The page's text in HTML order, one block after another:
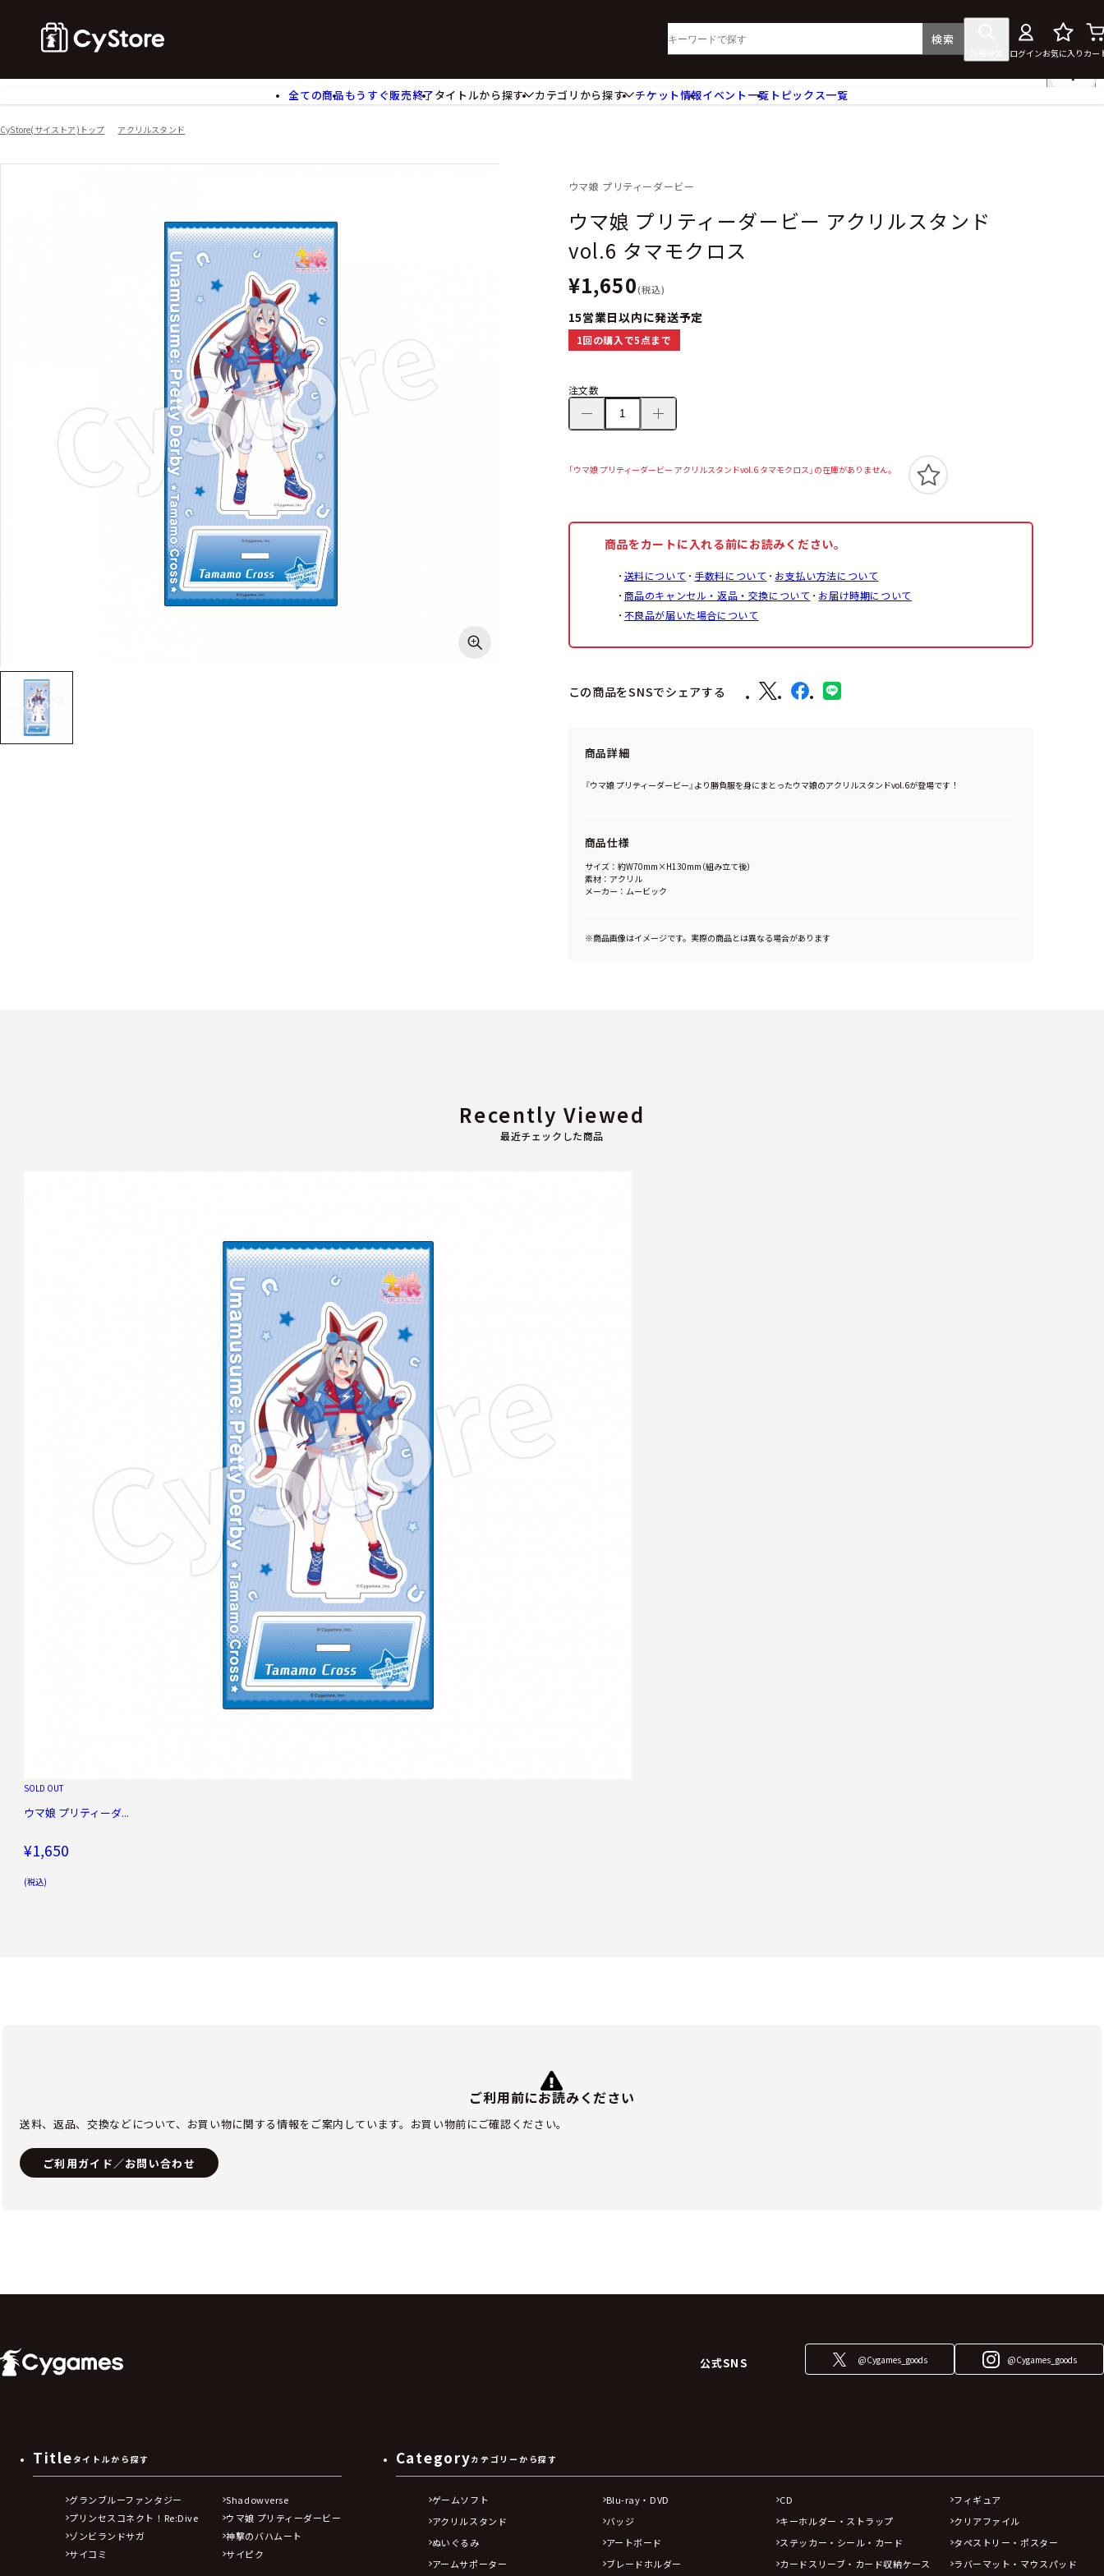
検索
ログインお気に入り カー
全ての商品もうすぐ販売終了タイトルから探す
カテゴリから探す
アクリルスタンド
カードスリーブ・カード収納ケース
食玩
アパレル小物
アクセサリー
コミック・小説
チケット
チケット情報イベント一覧 トピックス一覧
CyStore(サイストア)トップ アクリルスタンド
ウマ娘 プリティーダービー
ウマ娘 プリティーダービー アクリルスタンド
vol.6 タマモクロス
¥1,650(税込)
15営業日以内に発送予定
1回の購入で5点まで
注文数
「ウマ娘 プリティーダービー アクリルスタンドvol.6 タマモクロス」の在庫がありません。
商品をカートに入れる前にお読みください。
送料について 手数料について
お支払い方法について
商品のキャンセル・返品・交換について
お届け時期について
不良品が届いた場合について
この商品をSNSでシェアする
商品詳細
『ウマ娘 プリティーダービー』より勝負服を身にまとったウマ娘のアクリルスタンドvol.6が登場です！
商品仕様
サイズ：約W70mm×H130mm（組み立て後）
素材：アクリル
メーカー：ムービック
※商品画像はイメージです。実際の商品とは異なる場合があります
最近チェックした商品
Recently Viewed
SOLD OUT
ウマ娘 プリティーダ...
¥1,650
(税込)
ご利用前にお読みください
送料、返品、交換などについて、お買い物に関する情報をご案内しています。お買い物前にご確認ください。
ご利用ガイド／お問い合わせ
公式SNS @Cygames_goods @Cygames_goods
Title タイトルから探す
グランブルーファンタジー
Shadowverse
プリンセスコネクト！Re:Dive
ウマ娘 プリティーダービー
ゾンビランドサガ
神撃のバハムート
サイコミ
サイピク
Categoryカテゴリーから探す
ゲームソフト Blu-ray・DVD CD
フィギュア
アクリルスタンド
バッジ キーホルダー・ストラップ
クリアファイル
ぬいぐるみ
アートボード ステッカー・シール・カード
タペストリー・ポスター
アームサポーター
ブレードホルダー カードスリーブ・カード収納ケース ラバーマット・マウスパッド